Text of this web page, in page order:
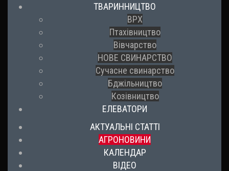
ТВАРИННИЦТВО
ВРХ
Птахівництво
Вівчарство
НОВЕ СВИНАРСТВО
Сучасне свинарство
Бджільництво
Козівництво
ЕЛЕВАТОРИ
АКТУАЛЬНІ СТАТТІ
АГРОНОВИНИ
КАЛЕНДАР
ВІДЕО